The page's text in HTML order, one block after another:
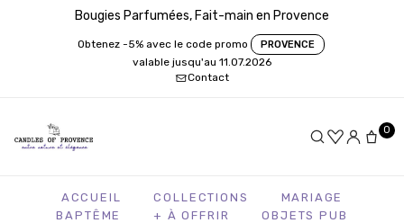
Bougies Parfumées, Fait-main en Provence
Obtenez -5% avec le code promo PROVENCE
valable jusqu'au 11.07.2026
Contact
0
ACCUEIL COLLECTIONS
MARIAGE
BAPTÊME
+ À OFFRIR
OBJETS PUB